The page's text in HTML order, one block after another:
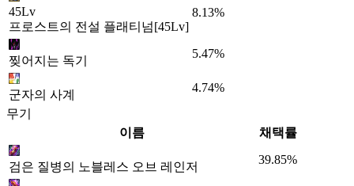
45Lv
프로스트의 전설 플래티넘[45Lv]
8.13%
찢어지는 독기
5.47%
군자의 사계
4.74%
무기
이름
채택률
검은 질병의 노블레스 오브 레인저
39.85%